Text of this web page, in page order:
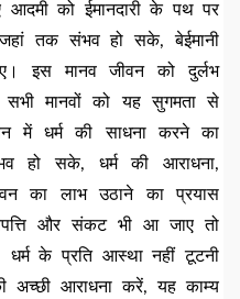
आदमी को ईमानदारी के पथ पर
तक संभव हो सके, बेईमानी
इस मानव जीवन को दुर्लभ
सभी मानवों को यह सुगमता से
में धर्म की साधना करने का
हो सके, धर्म की आराधना,
का लाभ उठाने का प्रयास
और संकट भी आ जाए तो
धर्म के प्रति आस्था नहीं टूटनी
अच्छी आराधना करें, यह काम्य